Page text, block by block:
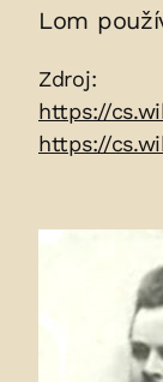
Lom
Zdroje:
Zdroj:
https://
https://